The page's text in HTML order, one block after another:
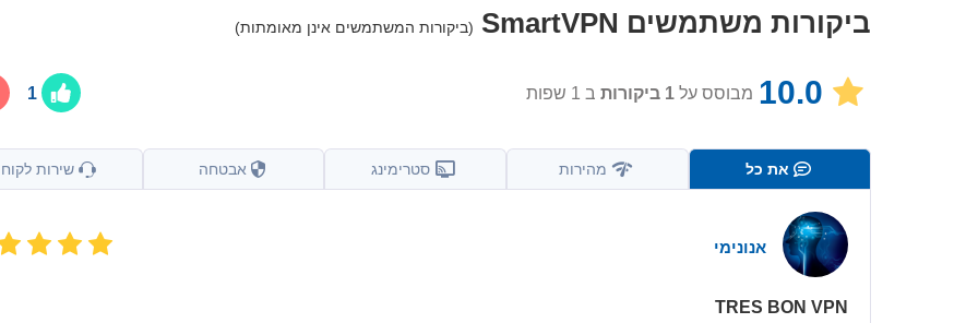
ביקורות משתמשים SmartVPN (ביקורות המשתמשים אינן מאומתות)
10.0 מבוסס על 1 ביקורות ב 1 שפות
את כל מהירות סטרימינג אבטחה שירות
אנונימי
TRES BON VPN